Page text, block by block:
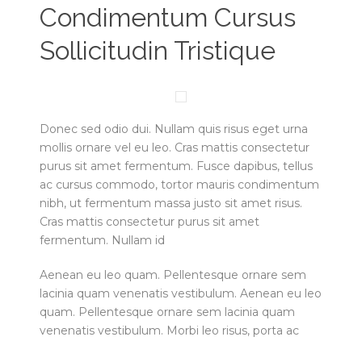
Condimentum Cursus
Sollicitudin Tristique
Donec sed odio dui. Nullam quis risus eget urna
mollis ornare vel eu leo. Cras mattis consectetur
purus sit amet fermentum. Fusce dapibus, tellus
ac cursus commodo, tortor mauris condimentum
nibh, ut fermentum massa justo sit amet risus.
Cras mattis consectetur purus sit amet
fermentum. Nullam id
Aenean eu leo quam. Pellentesque ornare sem
lacinia quam venenatis vestibulum. Aenean eu leo
quam. Pellentesque ornare sem lacinia quam
venenatis vestibulum. Morbi leo risus, porta ac